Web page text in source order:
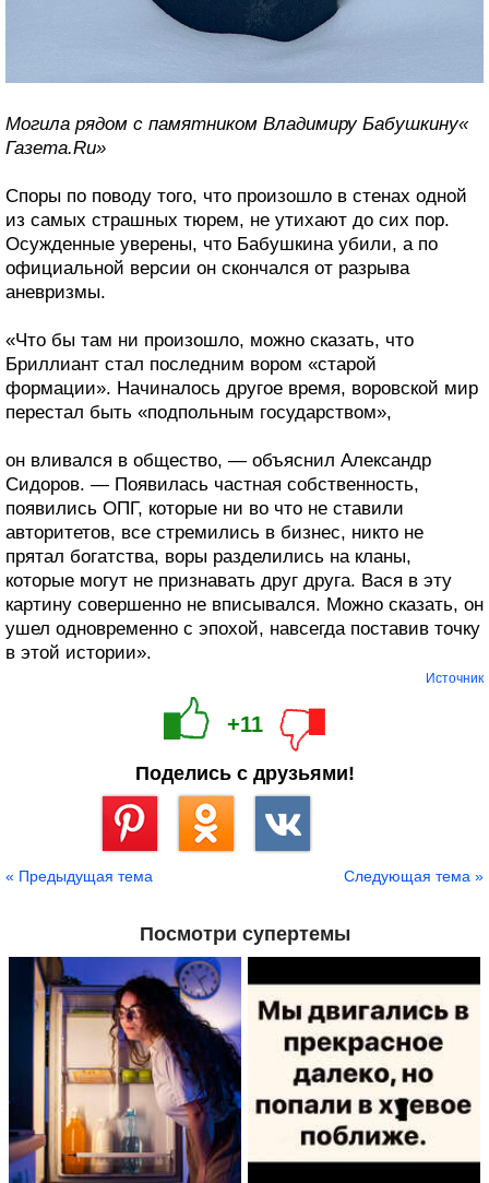
Могила рядом с памятником Владимиру Бабушкину«
Газета.Ru»
Споры по поводу того, что произошло в стенах одной
из самых страшных тюрем, не утихают до сих пор.
Осужденные уверены, что Бабушкина убили, а по
официальной версии он скончался от разрыва
аневризмы.
«Что бы там ни произошло, можно сказать, что
Бриллиант стал последним вором «старой
формации». Начиналось другое время, воровской мир
перестал быть «подпольным государством»,
он вливался в общество, — объяснил Александр
Сидоров. — Появилась частная собственность,
появились ОПГ, которые ни во что не ставили
авторитетов, все стремились в бизнес, никто не
прятал богатства, воры разделились на кланы,
которые могут не признавать друг друга. Вася в эту
картину совершенно не вписывался. Можно сказать, он
ушел одновременно с эпохой, навсегда поставив точку
в этой истории».
Источник
+11
Поделись с друзьями!
« Предыдущая тема Следующая тема »
Посмотри супертемы